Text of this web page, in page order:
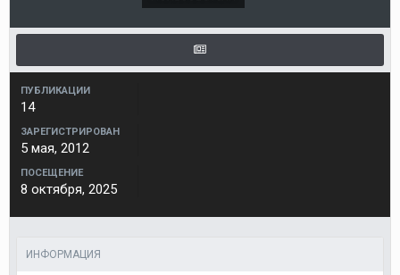
ПУБЛИКАЦИИ
14
ЗАРЕГИСТРИРОВАН
5 мая, 2012
ПОСЕЩЕНИЕ
8 октября, 2025
ИНФОРМАЦИЯ